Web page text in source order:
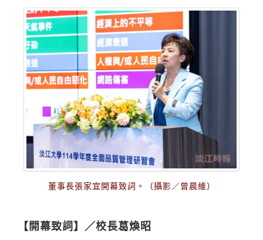
董事長張家宜開幕致詞。（攝影／曾晨維）
【開幕致詞】／校長葛煥昭